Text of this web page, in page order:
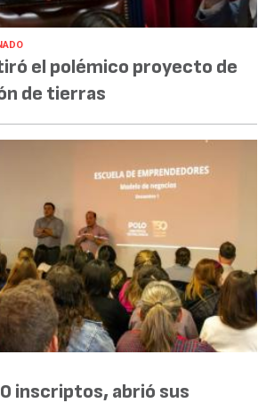
el polémico proyecto de
de tierras
inscriptos, abrió sus